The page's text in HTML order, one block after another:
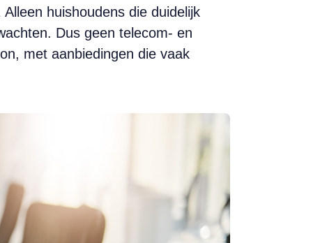
huishoudens die duidelijk
Dus geen telecom- en
met aanbiedingen die vaak